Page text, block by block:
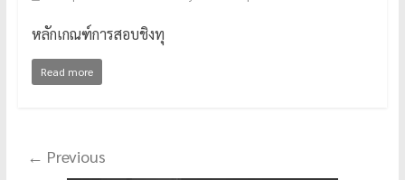
หลักเกณฑ์การสอบชิงทุ
Read more
← Previous